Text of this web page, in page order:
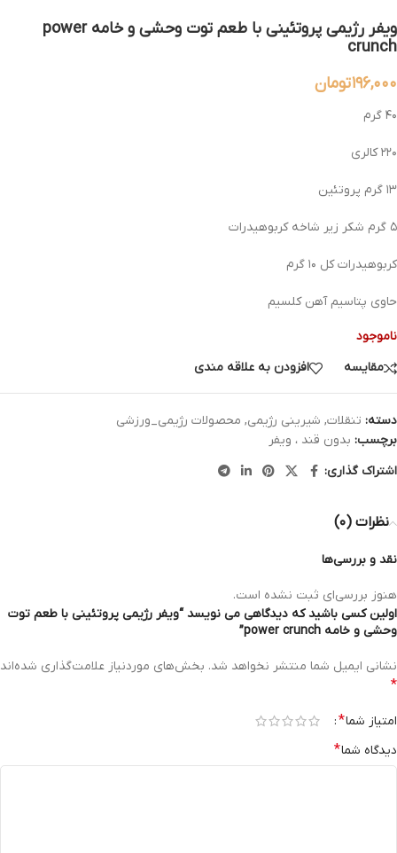
ویفر رژیمی پروتئینی با طعم توت وحشی و خامه power
crunch
۱۹۶,۰۰۰تومان
۴۰ گرم
۲۲۰ کالری
۱۳ گرم پروتئین
۵ گرم شکر زیر شاخه کربوهیدرات
کربوهیدرات کل ۱۰ گرم
حاوی پتاسیم آهن کلسیم
ناموجود
مقایسه
افزودن به علاقه مندی
دسته: تنقلات, شیرینی رژیمی, محصولات رژیمی_ورزشی
برچسب: بدون قند ، ویفر
اشتراک گذاری:
نظرات (۰)
نقد و بررسی‌ها
هنوز بررسی‌ای ثبت نشده است.
اولین کسی باشید که دیدگاهی می نویسد “ویفر رژیمی پروتئینی با طعم توت
وحشی و خامه power crunch”
نشانی ایمیل شما منتشر نخواهد شد. بخش‌های موردنیاز علامت‌گذاری شده‌اند
*
امتیاز شما*
دیدگاه شما*